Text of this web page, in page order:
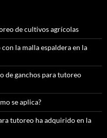
de cultivos agrícolas
la malla espaldera en la
de ganchos para tutoreo
se aplica?
tutoreo ha adquirido en la